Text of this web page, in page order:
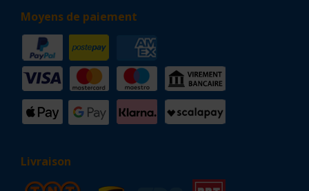
Moyens de paiement
Livraison